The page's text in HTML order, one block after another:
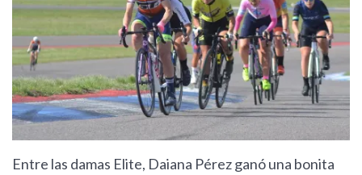
Entre las damas Elite, Daiana Pérez ganó una bonita